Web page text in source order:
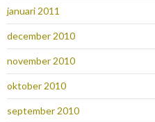
januari 2011
december 2010
november 2010
oktober 2010
september 2010